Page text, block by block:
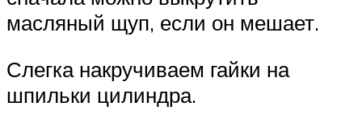
масляный щуп, если он мешает.
Слегка накручиваем гайки на
шпильки цилиндра.